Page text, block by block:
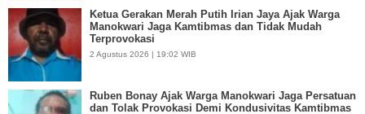
Ketua Gerakan Merah Putih Irian Jaya Ajak Warga
Manokwari Jaga Kamtibmas dan Tidak Mudah
Terprovokasi
2 Agustus 2026 | 19:02 WIB
Ruben Bonay Ajak Warga Manokwari Jaga Persatuan
dan Tolak Provokasi Demi Kondusivitas Kamtibmas